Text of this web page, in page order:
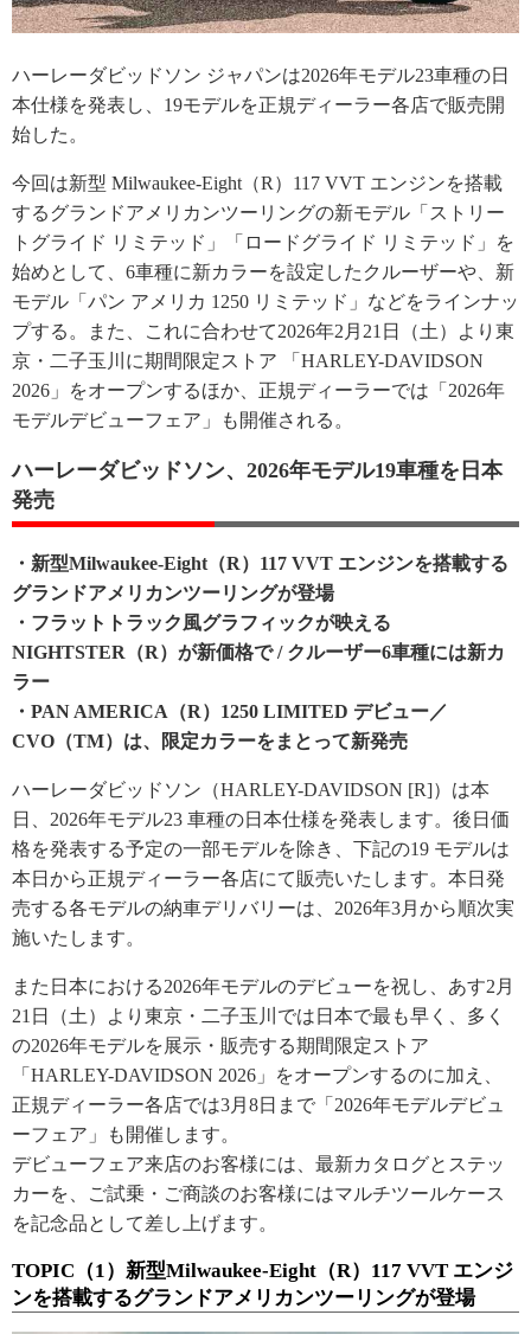
ハーレーダビッドソン ジャパンは2026年モデル23車種の日
本仕様を発表し、19モデルを正規ディーラー各店で販売開
始した。
今回は新型 Milwaukee-Eight（R）117 VVT エンジンを搭載
するグランドアメリカンツーリングの新モデル「ストリー
トグライド リミテッド」「ロードグライド リミテッド」を
始めとして、6車種に新カラーを設定したクルーザーや、新
モデル「パン アメリカ 1250 リミテッド」などをラインナッ
プする。また、これに合わせて2026年2月21日（土）より東
京・二子玉川に期間限定ストア 「HARLEY-DAVIDSON
2026」をオープンするほか、正規ディーラーでは「2026年
モデルデビューフェア」も開催される。
ハーレーダビッドソン、2026年モデル19車種を日本
発売
・新型Milwaukee-Eight（R）117 VVT エンジンを搭載する
グランドアメリカンツーリングが登場
・フラットトラック風グラフィックが映える
NIGHTSTER（R）が新価格で / クルーザー6車種には新カ
ラー
・PAN AMERICA（R）1250 LIMITED デビュー／
CVO（TM）は、限定カラーをまとって新発売
ハーレーダビッドソン（HARLEY-DAVIDSON [R]）は本
日、2026年モデル23 車種の日本仕様を発表します。後日価
格を発表する予定の一部モデルを除き、下記の19 モデルは
本日から正規ディーラー各店にて販売いたします。本日発
売する各モデルの納車デリバリーは、2026年3月から順次実
施いたします。
また日本における2026年モデルのデビューを祝し、あす2月
21日（土）より東京・二子玉川では日本で最も早く、多く
の2026年モデルを展示・販売する期間限定ストア
「HARLEY-DAVIDSON 2026」をオープンするのに加え、
正規ディーラー各店では3月8日まで「2026年モデルデビュ
ーフェア」も開催します。
デビューフェア来店のお客様には、最新カタログとステッ
カーを、ご試乗・ご商談のお客様にはマルチツールケース
を記念品として差し上げます。
TOPIC（1）新型Milwaukee-Eight（R）117 VVT エンジ
ンを搭載するグランドアメリカンツーリングが登場